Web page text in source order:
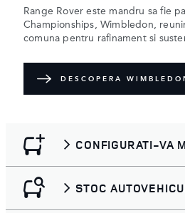
Range Rover este mandru sa fie
Championships, Wimbledon,
comuna pentru rafinament si
DESCOPERA
CONFIGURATI-VA
STOC